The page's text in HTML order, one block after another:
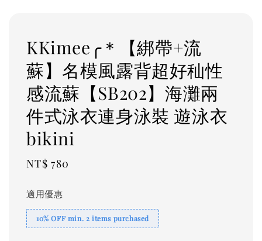
KKimee╭＊【綁帶+流
蘇】名模風露背超好秈性
感流蘇【SB202】海灘兩
件式泳衣連身泳裝 遊泳衣
bikini
Regular
NT$ 780
適用優惠
10% OFF min. 2 items purchased